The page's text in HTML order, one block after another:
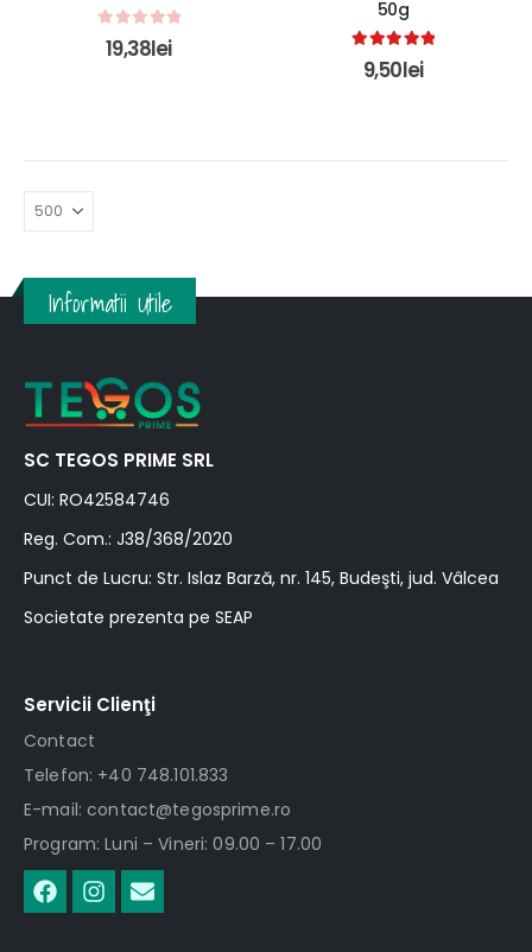
out of 5
19,38lei
50g
5.00 out of 5
9,50lei
Informatii Utile
SC TEGOS PRIME SRL
CUI: RO42584746
Reg. Com.: J38/368/2020
Punct de Lucru: Str. Islaz Barză, nr. 145, Budeşti, jud. Vâlcea
Societate prezenta pe SEAP
Servicii Clienţi
Contact
Telefon: +40 748.101.833
E-mail: contact@tegosprime.ro
Program: Luni – Vineri: 09.00 – 17.00